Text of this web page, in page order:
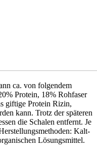
ca. von folgendem
Protein, 18% Rohfaser
giftige Protein Rizin,
kann. Trotz der späteren
die Schalen entfernt. Je
Kalt-
Lösungsmittel.